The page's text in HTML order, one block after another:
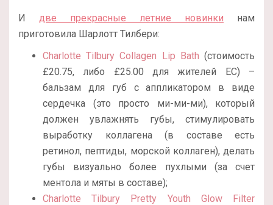
И две прекрасные летние новинки нам
приготовила Шарлотт Тилбери:
Charlotte Tilbury Collagen Lip Bath (стоимость
£20.75, либо £25.00 для жителей ЕС) –
бальзам для губ с аппликатором в виде
сердечка (это просто ми-ми-ми), который
должен увлажнять губы, стимулировать
выработку коллагена (в составе есть
ретинол, пептиды, морской коллаген), делать
губы визуально более пухлыми (за счет
ментола и мяты в составе);
Charlotte Tilbury Pretty Youth Glow Filter